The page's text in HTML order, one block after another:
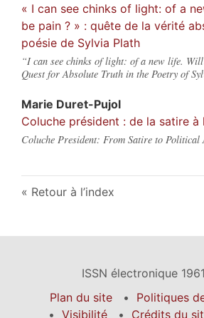
« I can see chinks of light: of a
be pain ? » : quête de la vérité
poésie de Sylvia Plath
“I can see chinks of light: of a new life.
Quest for Absolute Truth in the Poetry of
Marie Duret-Pujol
Coluche président : de la satire à
Coluche President: From Satire to Political
Retour à l’index
ISSN électronique
Plan du site
Politiques
Visibilité
Crédits du